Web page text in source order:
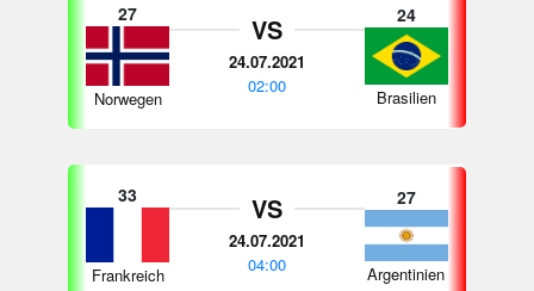
27
Norwegen
VS
24.07.2021
02:00
24
Brasilien
33
Frankreich
VS
24.07.2021
04:00
27
Argentinien